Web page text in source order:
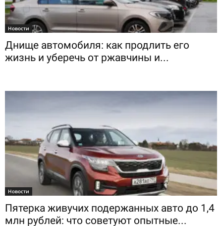
Новости
Днище автомобиля: как продлить его
жизнь и уберечь от ржавчины и...
Новости
Пятерка живучих подержанных авто до 1,4
млн рублей: что советуют опытные...